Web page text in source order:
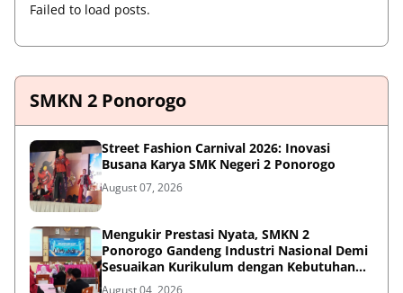
Failed to load posts.
SMKN 2 Ponorogo
Street Fashion Carnival 2026: Inovasi
Busana Karya SMK Negeri 2 Ponorogo
August 07, 2026
Mengukir Prestasi Nyata, SMKN 2
Ponorogo Gandeng Industri Nasional Demi
Sesuaikan Kurikulum dengan Kebutuhan
Dunia Kerja